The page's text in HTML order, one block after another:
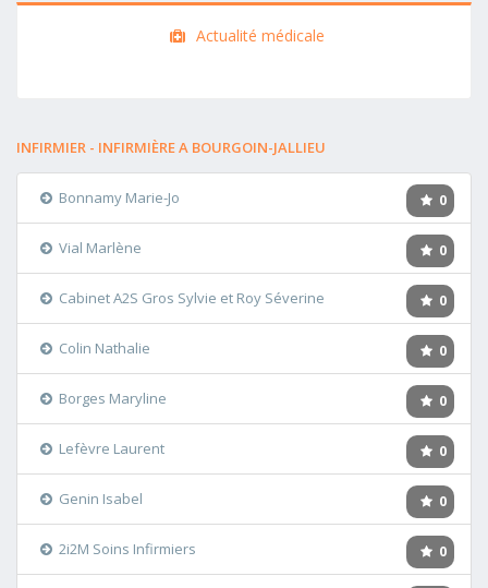
Actualité médicale
INFIRMIER - INFIRMIÈRE A BOURGOIN-JALLIEU
0
Bonnamy Marie-Jo
0
Vial Marlène
0
Cabinet A2S Gros Sylvie et Roy Séverine
0
Colin Nathalie
0
Borges Maryline
0
Lefèvre Laurent
0
Genin Isabel
0
2i2M Soins Infirmiers